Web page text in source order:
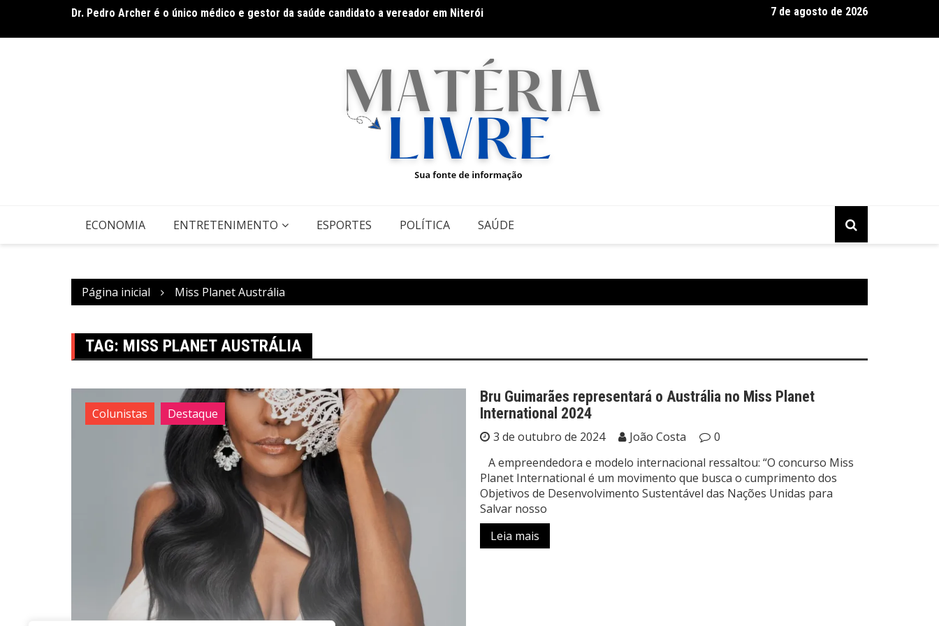
o
Dr. Pedro Archer é o único médico e gestor da saúde candidato a vereador em Niterói
Band Bahia realiza tradicional debate entre candidatos ao Governo da
7 de agosto de 2026
ECONOMIA ENTRETENIMENTO ESPORTES POLÍTICA SAÚDE
Página inicial Miss Planet Austrália
TAG: MISS PLANET AUSTRÁLIA
Colunistas Destaque
Bru Guimarães representará o Austrália no Miss Planet
International 2024
3 de outubro de 2024 João Costa
0
A empreendedora e modelo internacional ressaltou: “O concurso Miss
Planet International é um movimento que busca o cumprimento dos
Objetivos de Desenvolvimento Sustentável das Nações Unidas para
Salvar nosso
Leia mais